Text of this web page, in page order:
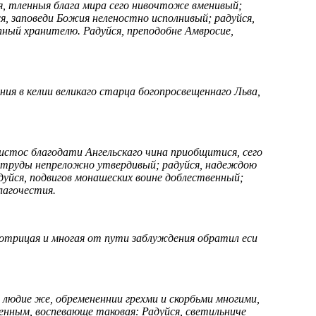
тленныя блага мира сего нивочтоже вменивый;
заповеди Божия неленостно исполнивый; радуйся,
хранителю. Радуйся, преподобне Амвросие,
в келии великаго старца богопросвещеннаго Льва,
благодати Ангельскаго чина приобщитися, сего
труды непреложно утвердивый; радуйся, надеждою
подвигов монашеских воине доблественный;
и многая от пути заблуждения обратил еси
же, обремененнии грехми и скорбьми многими,
воспевающе таковая: Радуйся, светильниче